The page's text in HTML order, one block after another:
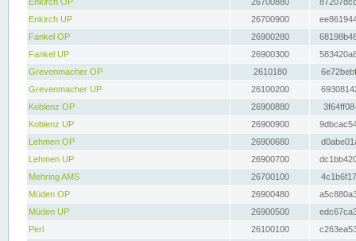
Enkirch UP
26700900
Fankel OP
26900280
Fankel UP
26900300
Grevenmacher OP
2610180
Grevenmacher UP
26100200
Koblenz OP
26900880
Koblenz UP
26900900
Lehmen OP
26900680
Lehmen UP
26900700
Mehring AMS
26700100
Müden OP
26900480
Müden UP
26900500
Perl
26100100